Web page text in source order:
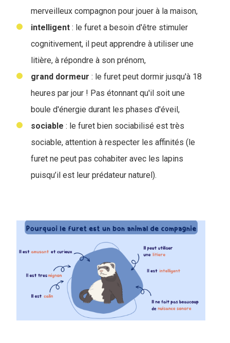
merveilleux compagnon pour jouer à la maison,
intelligent : le furet a besoin d'être stimuler
cognitivement, il peut apprendre à utiliser une
litière, à répondre à son prénom,
grand dormeur : le furet peut dormir jusqu'à 18
heures par jour ! Pas étonnant qu'il soit une
boule d'énergie durant les phases d'éveil,
sociable : le furet bien sociabilisé est très
sociable, attention à respecter les affinités (le
furet ne peut pas cohabiter avec les lapins
puisqu’il est leur prédateur naturel).